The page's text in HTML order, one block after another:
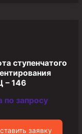
ступенчатого
– 146
по запросу
заявку